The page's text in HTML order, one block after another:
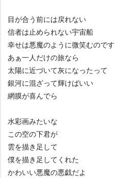
目が合う前には戻れない
信者は止められない宇宙船
幸せは悪魔のように微笑むのです
あぁ一人だけの旅なら
太陽に近づいて灰になったって
銀河に混ざって輝けばいい
網膜が喜んでら
水彩画みたいな
この空の下君が
雲を描き足して
僕を描き足してくれた
かわいい悪魔の悪戯だよ